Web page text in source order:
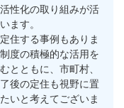
性化の取り組みが活
ます。
住する事例もありま
度の積極的な活用を
とともに、市町村、
後の定住も視野に置
いと考えてございま